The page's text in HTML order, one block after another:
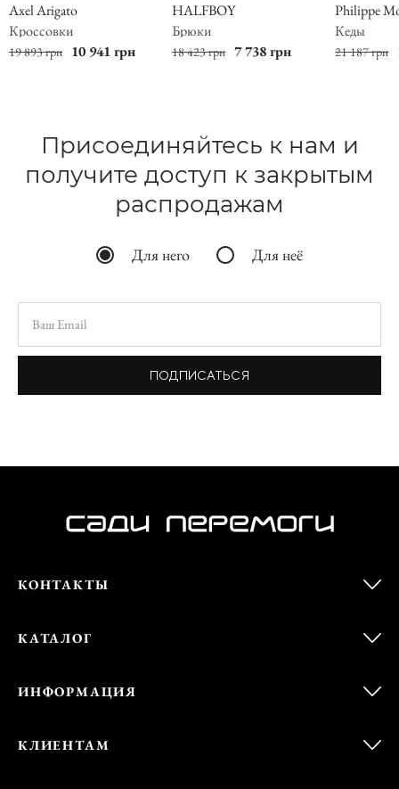
Axel Arigato
Кроссовки
19 893 грн 10 941 грн
HALFBOY
Брюки
18 423 грн 7 738 грн
Philippe
Кеды
21 187 грн
Присоединяйтесь к нам и
получите доступ к закрытым
распродажам
Для него Для неё
ПОДПИСАТЬСЯ
КОНТАКТЫ
КАТАЛОГ
ИНФОРМАЦИЯ
КЛИЕНТАМ